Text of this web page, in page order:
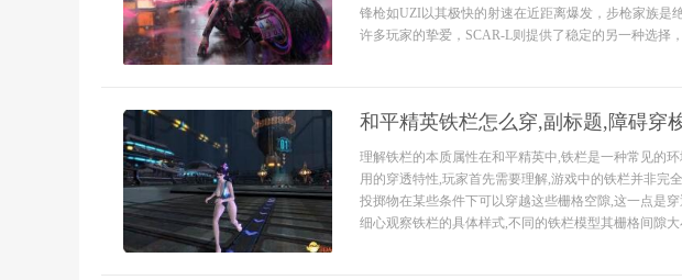
锋枪如UZI以其极快的射速在近距离爆发，步枪家族是
许多玩家的挚爱，SCAR-L则提供了稳定的另一种选择
和平精英铁栏怎么穿,副标题,障碍穿
理解铁栏的本质属性在和平精英中,铁栏是一种常见的
用的穿透特性,玩家首先需要理解,游戏中的铁栏并非完
投掷物在某些条件下可以穿越这些栅格空隙,这一点是
细心观察铁栏的具体样式,不同的铁栏模型其栅格间隙